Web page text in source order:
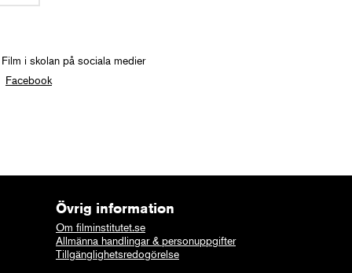
i skolan på sociala medier
Facebook
Övrig information
Om filminstitutet.se
Allmänna handlingar & personuppgifter
Tillgänglighetsredogörelse